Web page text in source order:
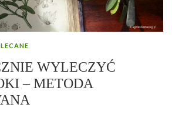
WYLECZYĆ
– METODA